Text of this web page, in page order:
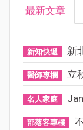
最新文章
新知快遞 新
醫師專欄 立
名人家庭
部落客專欄